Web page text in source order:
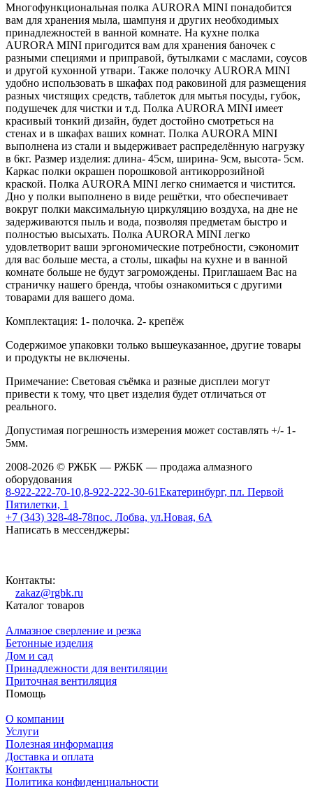
Многофункциональная полка AURORA MINI понадобится
вам для хранения мыла, шампуня и других необходимых
принадлежностей в ванной комнате. На кухне полка
AURORA MINI пригодится вам для хранения баночек с
разными специями и приправой, бутылками с маслами, соусов
и другой кухонной утвари. Также полочку AURORA MINI
удобно использовать в шкафах под раковиной для размещения
разных чистящих средств, таблеток для мытья посуды, губок,
подушечек для чистки и т.д. Полка AURORA MINI имеет
красивый тонкий дизайн, будет достойно смотреться на
стенах и в шкафах ваших комнат. Полка AURORA MINI
выполнена из стали и выдерживает распределённую нагрузку
в 6кг. Размер изделия: длина- 45см, ширина- 9см, высота- 5см.
Каркас полки окрашен порошковой антикоррозийной
краской. Полка AURORA MINI легко снимается и чистится.
Дно у полки выполнено в виде решётки, что обеспечивает
вокруг полки максимальную циркуляцию воздуха, на дне не
задерживаются пыль и вода, позволяя предметам быстро и
полностью высыхать. Полка AURORA MINI легко
удовлетворит ваши эргономические потребности, сэкономит
для вас больше места, а столы, шкафы на кухне и в ванной
комнате больше не будут загромождены. Приглашаем Вас на
страничку нашего бренда, чтобы ознакомиться с другими
товарами для вашего дома.
Комплектация: 1- полочка. 2- крепёж
Содержимое упаковки только вышеуказанное, другие товары
и продукты не включены.
Примечание: Световая съёмка и разные дисплеи могут
привести к тому, что цвет изделия будет отличаться от
реального.
Допустимая погрешность измерения может составлять +/- 1-
5мм.
2008-2026 © РЖБК — РЖБК — продажа алмазного
оборудования
8-922-222-70-10,8-922-222-30-61Екатеринбург, пл. Первой
Пятилетки, 1
+7 (343) 328-48-78пос. Лобва, ул.Новая, 6А
Написать в мессенджеры:
Контакты:
zakaz@rgbk.ru
Каталог товаров
Алмазное сверление и резка
Бетонные изделия
Дом и сад
Принадлежности для вентиляции
Приточная вентиляция
Помощь
О компании
Услуги
Полезная информация
Доставка и оплата
Контакты
Политика конфиденциальности